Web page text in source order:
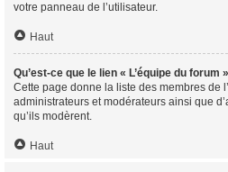
votre panneau de l’utilisateur.
Haut
Qu’est-ce que le lien « L’équipe du forum
Cette page donne la liste des membres de
administrateurs et modérateurs ainsi que
qu’ils modèrent.
Haut